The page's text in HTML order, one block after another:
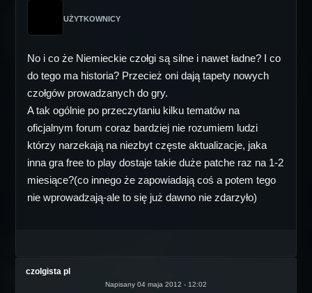
UŻYTKOWNICY
No i co że Niemieckie czołgi są silne i nawet ładne? I co
do tego ma historia? Przecież oni dają tapety nowych
czołgów prowadzanych do gry.
A tak ogólnie po przeczytaniu kilku tematów na
oficjalnym forum coraz bardziej nie rozumiem ludzi
którzy narzekają na niezbyt częste aktualizacje, jaka
inna gra free to play dostaje takie duże patche raz na 1-2
miesiące?(co innego że zapowiadają coś a potem tego
nie wprowadzają-ale to się już dawno nie zdarzyło)
czolgista pl
Napisany 04 maja 2012 - 12:02